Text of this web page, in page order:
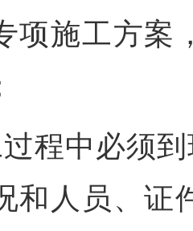
项施工方案
过程中必须
和人员、证